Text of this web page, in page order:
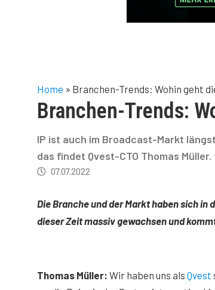
Home » Branchen-Trends: Wohin geht
Branchen-Trends:
IP ist auch im Broadcast-Markt
das findet Qvest-CTO Thomas
07.07.2022
Die Branche und der Markt haben sich
dieser Zeit massiv gewachsen und
Thomas Müller: Wir haben uns als Qvest